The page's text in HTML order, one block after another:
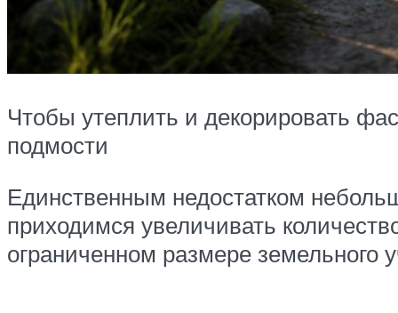
Чтобы утеплить и декорировать
подмости
Единственным недостатком
приходимся увеличивать
ограниченном размере земельного